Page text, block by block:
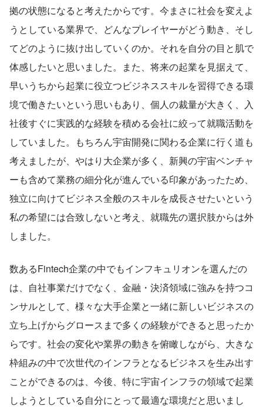
拠の状態になると考えたからです。今まさに社会を変えよ
うとしている業界で、どんなプレイヤーがどう動き、そし
てどのように抜け出していくのか。それを自分の目と肌で
体感したいと思いました。また、将来の起業を見据えて、
早いうちから起業に役立つビジネススキルを習得できる環
境で働きたいという思いもあり、個人の裁量が大きく、入
社後すぐに実践的な経験を積める会社に絞って就職活動を
していました。もちろん宇宙開発に関わる企業に行く道も
考えましたが、やはり大企業が多く、新興の宇宙ベンチャ
ーも含めて業務の細分化が進んでいる印象があったため、
独立に向けてビジネス全般のスキルを成長させたいという
私の希望には合致しないと考え、就職先の選択肢からは外
しました。
数あるFintech企業の中でもインフキュリオンを選んだの
は、自社事業だけでなく、金融・決済領域に強みを持つコ
ンサルとして、様々な大手企業と一緒に新しいビジネスの
立ち上げからグロースまで多くの経験ができると思ったか
らです。社会の変化や業界の動きを俯瞰しながら、大きな
枠組みの中で次世代のインフラとなるビジネスを生み出す
ことができるのは、今後、特に宇宙インフラの領域で起業
しようとしている自分にとって最適な環境だと思いまし